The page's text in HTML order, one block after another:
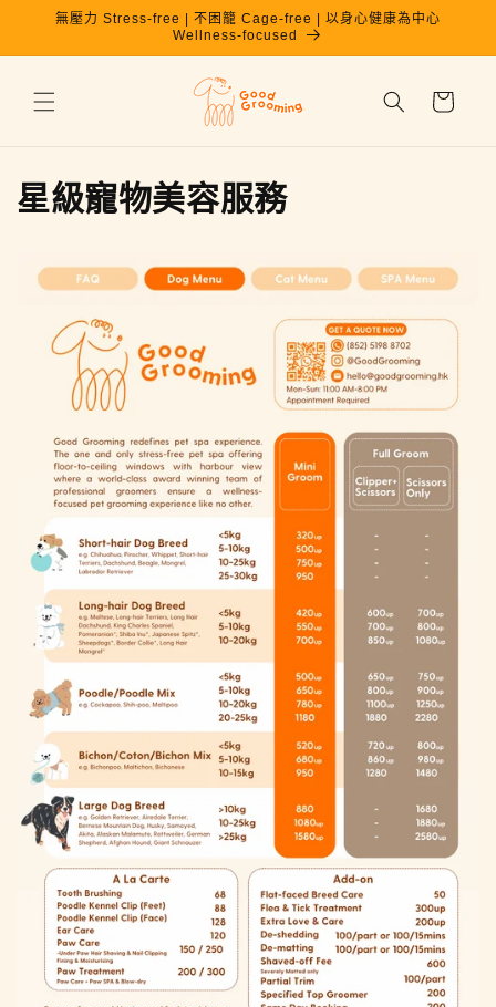
跳至內
無壓力 Stress-free | 不困籠 Cage-free | 以身心健康為中心
Wellness-focused
物
星級寵物美容服務